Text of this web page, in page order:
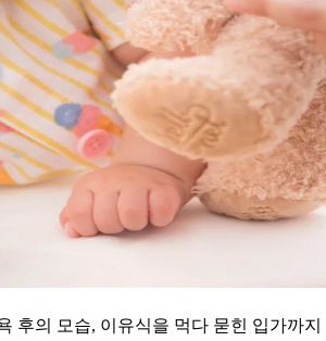
의 모습, 이유식을 먹다 묻힌 입가까